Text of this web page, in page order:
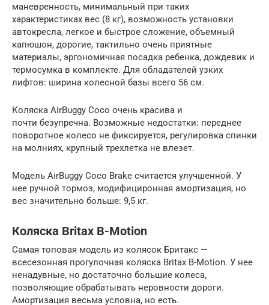
маневренность, минимальный при таких
характеристиках вес (8 кг), возможность установки
автокресла, легкое и быстрое сложение, объемный
капюшон, дорогие, тактильно очень приятные
материалы, эргономичная посадка ребенка, дождевик и
термосумка в комплекте. Для обладателей узких
лифтов: ширина колесной базы всего 56 см.
Коляска AirBuggy Coco очень красива и
почти безупречна. Возможные недостатки: переднее
поворотное колесо не фиксируется, регулировка спинки
на молниях, крупный трехлетка не влезет.
Модель AirBuggy Coco Brake считается улучшенной. У
нее ручной тормоз, модифициронная амортизация, но
вес значительно больше: 9,5 кг.
Коляска Britax B-Motion
Самая топовая модель из колясок Бритакс —
всесезонная прогулочная коляска Britax B-Motion. У нее
ненадувные, но достаточно большие колеса,
позволяющие обрабатывать неровности дороги.
Амортизация весьма условна, но есть.